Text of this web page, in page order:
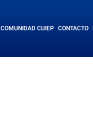
COMUNIDAD CUIEP CONTACTO